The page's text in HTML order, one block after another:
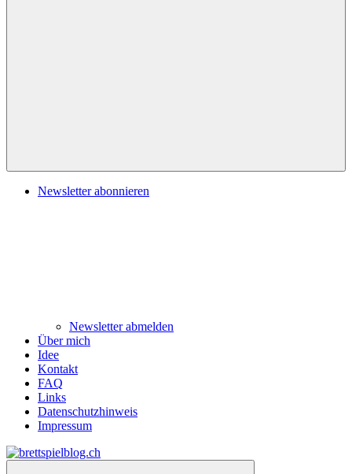
Newsletter abonnieren
Newsletter abmelden
Über mich
Idee
Kontakt
FAQ
Links
Datenschutzhinweis
Impressum
Zum
Inhalt